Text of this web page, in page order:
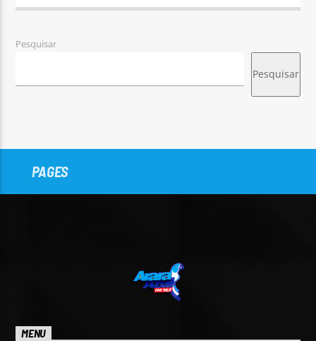
Pesquisar
Pesquisar
PAGES
MENU